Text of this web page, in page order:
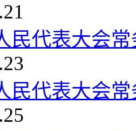
民代表大会
民代表大会